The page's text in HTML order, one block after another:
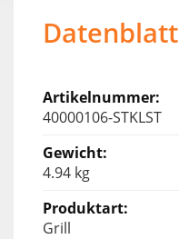
Datenblatt
40000106-STKLST
4.94 kg
Grill